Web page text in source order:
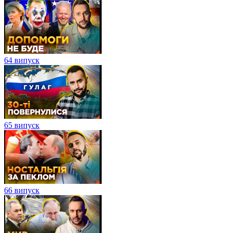
64 випуск
65 випуск
66 випуск